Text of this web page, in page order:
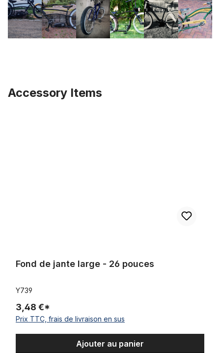
Accessory Items
Fond de jante large - 26 pouces
Y739
3,48 €*
Prix TTC, frais de livraison en sus
Ajouter au panier